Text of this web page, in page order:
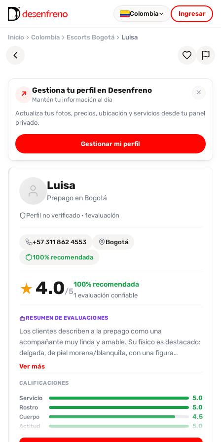
Colombia Ingresar
Inicio Colombia Escorts Bogotá Luisa
Favoritos
Pronto
podrás
registrarte
guardar
favoritas
para
fácilmente.
↗ Gestiona tu perfil en Desenfreno
Mantén tu información al día
✕
Actualiza tus fotos, precios, ubicación y servicios desde tu panel
privado.
Gestionar mi perfil
Luisa
Prepago en Bogotá
Perfil no verificado · 1evaluación
+57 311 862 4553 Bogotá
100% recomendada
★ 4.0/5
100% recomendada
1 evaluación confiable
RESUMEN DE EVALUACIONES
Los clientes describen a la prepago como una
acompañante muy linda y amable. Su físico es destacado:
delgada, de piel morena/blanquita, con una figura
equilibrada, senos pequeños y una melena crespa que
comentarios, supera las fotos, con una sonrisa bonita que
la hace aún más carismática. A nivel de actitud, la prepago
responde rápido, con cortesía y paciencia ante las
preguntas; la mayoría de los usuarios la califican como
“amable” y “comprensiva”, y la bienvenida en su habitación
de hostal es muy cordial. En cuanto a la experiencia, se
Ver más
CALIFICACIONES
Servicio 5.0
Rostro 5.0
Cuerpo 4.5
Actitud 5.0